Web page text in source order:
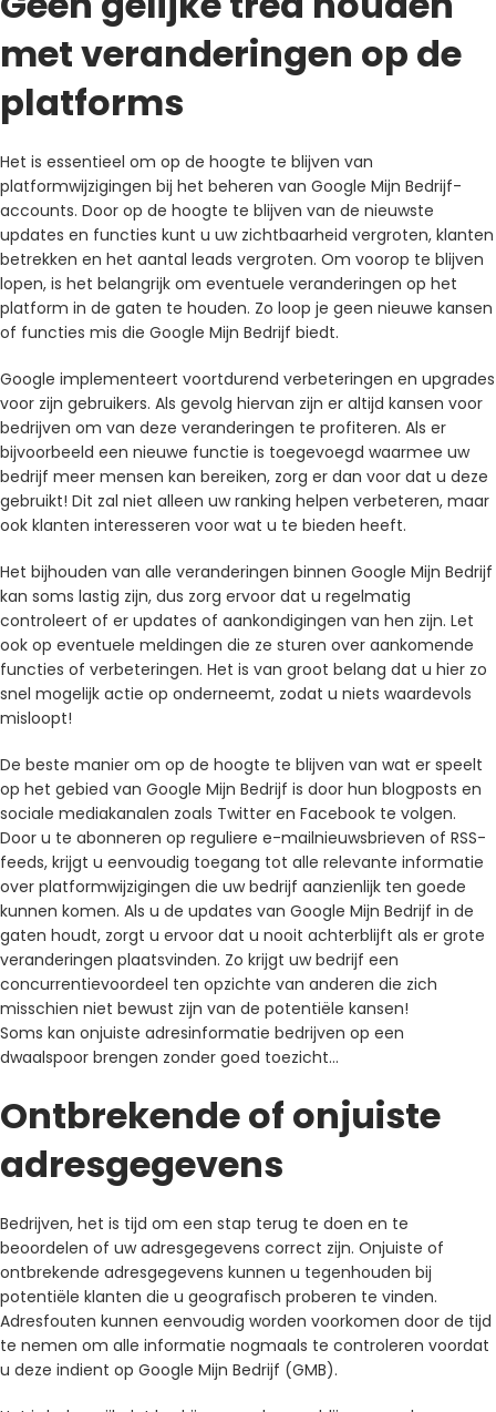
met veranderingen op de
platforms
Het is essentieel om op de hoogte te blijven van
platformwijzigingen bij het beheren van Google Mijn Bedrijf-
accounts. Door op de hoogte te blijven van de nieuwste
updates en functies kunt u uw zichtbaarheid vergroten, klanten
betrekken en het aantal leads vergroten. Om voorop te blijven
lopen, is het belangrijk om eventuele veranderingen op het
platform in de gaten te houden. Zo loop je geen nieuwe kansen
of functies mis die Google Mijn Bedrijf biedt.
Google implementeert voortdurend verbeteringen en upgrades
voor zijn gebruikers. Als gevolg hiervan zijn er altijd kansen voor
bedrijven om van deze veranderingen te profiteren. Als er
bijvoorbeeld een nieuwe functie is toegevoegd waarmee uw
bedrijf meer mensen kan bereiken, zorg er dan voor dat u deze
gebruikt! Dit zal niet alleen uw ranking helpen verbeteren, maar
ook klanten interesseren voor wat u te bieden heeft.
Het bijhouden van alle veranderingen binnen Google Mijn Bedrijf
kan soms lastig zijn, dus zorg ervoor dat u regelmatig
controleert of er updates of aankondigingen van hen zijn. Let
ook op eventuele meldingen die ze sturen over aankomende
functies of verbeteringen. Het is van groot belang dat u hier zo
snel mogelijk actie op onderneemt, zodat u niets waardevols
misloopt!
De beste manier om op de hoogte te blijven van wat er speelt
op het gebied van Google Mijn Bedrijf is door hun blogposts en
sociale mediakanalen zoals Twitter en Facebook te volgen.
Door u te abonneren op reguliere e-mailnieuwsbrieven of RSS-
feeds, krijgt u eenvoudig toegang tot alle relevante informatie
over platformwijzigingen die uw bedrijf aanzienlijk ten goede
kunnen komen. Als u de updates van Google Mijn Bedrijf in de
gaten houdt, zorgt u ervoor dat u nooit achterblijft als er grote
veranderingen plaatsvinden. Zo krijgt uw bedrijf een
concurrentievoordeel ten opzichte van anderen die zich
misschien niet bewust zijn van de potentiële kansen!
Soms kan onjuiste adresinformatie bedrijven op een
dwaalspoor brengen zonder goed toezicht…
Ontbrekende of onjuiste
adresgegevens
Bedrijven, het is tijd om een ​​stap terug te doen en te
beoordelen of uw adresgegevens correct zijn. Onjuiste of
ontbrekende adresgegevens kunnen u tegenhouden bij
potentiële klanten die u geografisch proberen te vinden.
Adresfouten kunnen eenvoudig worden voorkomen door de tijd
te nemen om alle informatie nogmaals te controleren voordat
u deze indient op Google Mijn Bedrijf (GMB).